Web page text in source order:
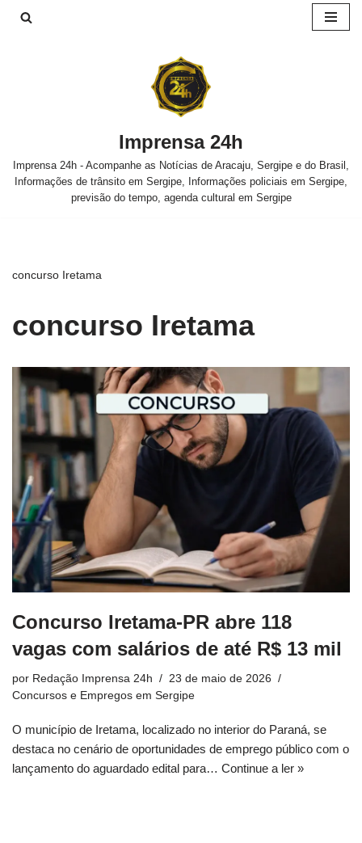
Imprensa 24h
Imprensa 24h - Acompanhe as Notícias de Aracaju, Sergipe e do Brasil,
Informações de trânsito em Sergipe, Informações policiais em Sergipe,
previsão do tempo, agenda cultural em Sergipe
concurso Iretama
concurso Iretama
Concurso Iretama-PR abre 118
vagas com salários de até R$ 13 mil
por Redação Imprensa 24h
23 de maio de 2026
Concursos e Empregos em Sergipe
O município de Iretama, localizado no interior do Paraná, se
destaca no cenário de oportunidades de emprego público com o
lançamento do aguardado edital para… Continue a ler »